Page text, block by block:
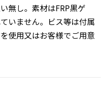
無し。素材はFRP黒ゲ
いません。ビス等は付属
使用又はお客様でご用意